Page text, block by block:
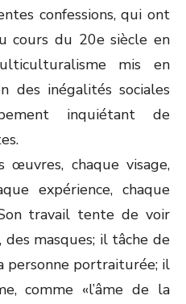
confessions, qui ont
cours du 20e siècle en
mis en
des inégalités sociales
inquiétant de
œuvres, chaque visage,
expérience, chaque
travail tente de voir
des masques; il tâche de
personne portraiturée; il
comme «l’âme de la